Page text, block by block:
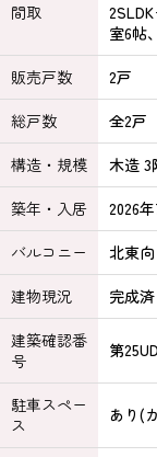
間取
室6帖
販売戸数
2戸
総戸数
全2戸
構造・規模
木造 3
築年・入居
2026
バルコニー
北東向
建物現況
完成済
建築確認番
号
第
駐車スペー
ス
あり(